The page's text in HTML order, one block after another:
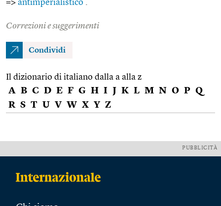
=> antimperialistico
Correzioni e suggerimenti
Condividi
Il dizionario di italiano dalla a alla z
A B C D E F G H I J K L M N O P Q
R S T U V W X Y Z
PUBBLICITÀ